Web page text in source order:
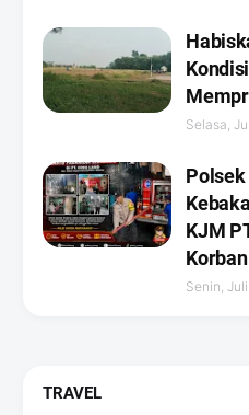
Selasa,
Polsek
KJM
Senin,
TRAVEL